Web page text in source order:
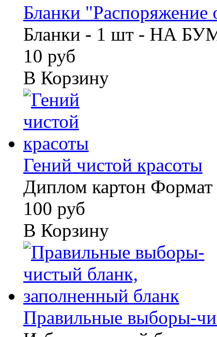
Бланки "Распоряжение
Бланки - 1 шт - НА
10 руб
В Корзину
Гений чистой красоты
Диплом картон
100 руб
В Корзину
Правильные выборы-